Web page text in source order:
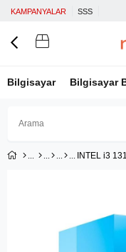
KAMPANYALAR SSS
Bilgisayar Bilgisayar